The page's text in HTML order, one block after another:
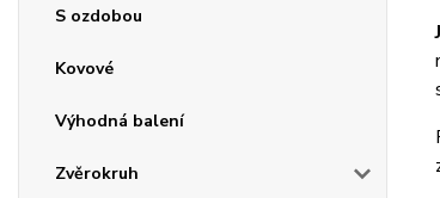
S ozdobou
Kovové
Výhodná balení
Zvěrokruh